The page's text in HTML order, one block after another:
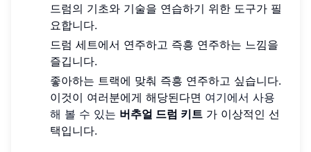
드럼의 기초와 기술을 연습하기 위한 도구가 필
요합니다.
드럼 세트에서 연주하고 즉흥 연주하는 느낌을
즐깁니다.
좋아하는 트랙에 맞춰 즉흥 연주하고 싶습니다.
이것이 여러분에게 해당된다면 여기에서 사용
해 볼 수 있는 버추얼 드럼 키트 가 이상적인 선
택입니다.